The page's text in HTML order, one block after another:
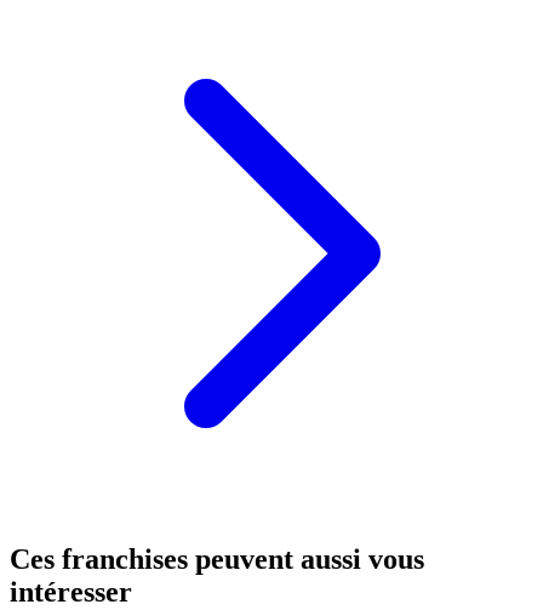
Ces franchises peuvent aussi vous
intéresser